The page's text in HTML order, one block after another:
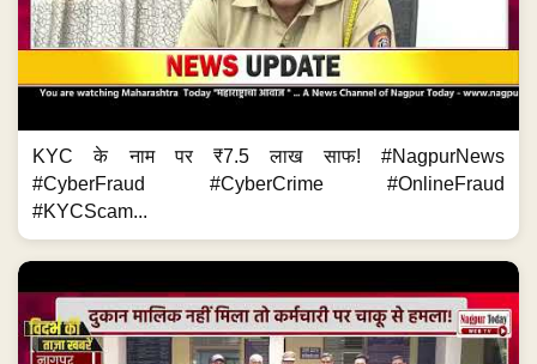
KYC के नाम पर ₹7.5 लाख साफ! #NagpurNews
#CyberFraud #CyberCrime #OnlineFraud
#KYCScam...